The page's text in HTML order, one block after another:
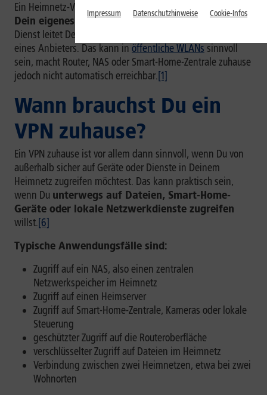
Ein Heimnetz-VPN ist in erster Linie für den
Zugriff auf
Dein eigenes Heimnetz gedacht. Ein externer VPN-
Dienst leitet Deinen Internetverkehr dagegen über Server
eines Anbieters. Das kann in öffentliche WLANs sinnvoll
sein, macht Router, NAS oder Smart-Home-Zentrale zuhause
jedoch nicht automatisch erreichbar.[1]
Wann brauchst Du ein
VPN zuhause?
Ein VPN zuhause ist vor allem dann sinnvoll, wenn Du von
außerhalb sicher auf Geräte oder Dienste in Deinem
Heimnetz zugreifen möchtest. Das kann praktisch sein,
wenn Du unterwegs auf Dateien, Smart-Home-
Geräte oder lokale Netzwerkdienste zugreifen
willst.[6]
Typische Anwendungsfälle sind:
Zugriff auf ein NAS, also einen zentralen
Netzwerkspeicher im Heimnetz
Zugriff auf einen Heimserver
Zugriff auf Smart-Home-Zentrale, Kameras oder lokale
Steuerung
geschützter Zugriff auf die Routeroberfläche
verschlüsselter Zugriff auf Dateien im Heimnetz
Verbindung zwischen zwei Heimnetzen, etwa bei zwei
Wohnorten
Impressum Datenschutzhinweise Cookie-Infos